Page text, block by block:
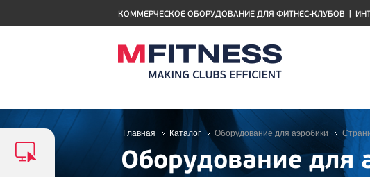
КОММЕРЧЕСКОЕ ОБОРУДОВАНИЕ ДЛЯ ФИТНЕС-КЛУБОВ
Главная Каталог Оборудование для аэробики
Оборудование для